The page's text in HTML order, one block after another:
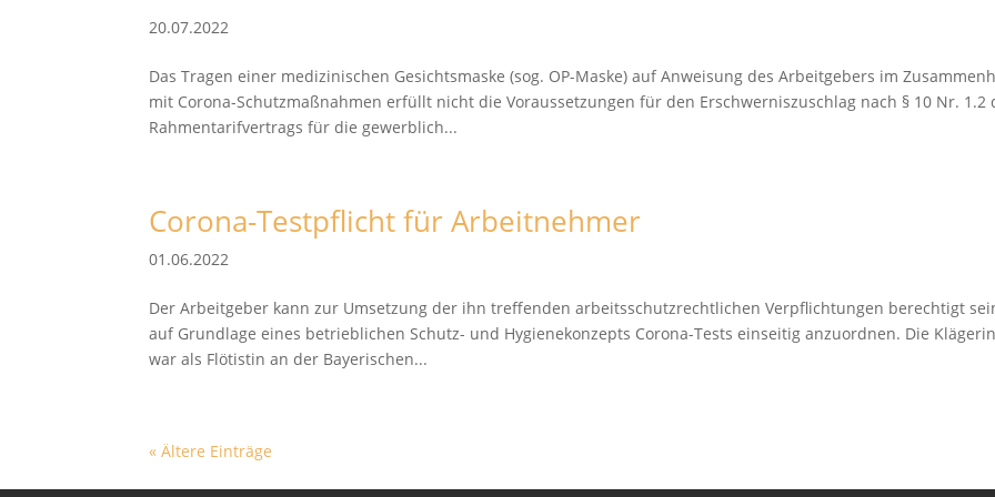
20.07.2022
Das Tragen einer medizinischen Gesichtsmaske (sog. OP-Maske) auf Anweisung des Arbeitgebers im
mit Corona-Schutzmaßnahmen erfüllt nicht die Voraussetzungen für den Erschwerniszuschlag nach § 10 Nr. 1.2
Rahmentarifvertrags für die gewerblich...
Corona-Testpflicht für Arbeitnehmer
01.06.2022
Der Arbeitgeber kann zur Umsetzung der ihn treffenden arbeitsschutzrechtlichen Verpflichtungen berechtigt
auf Grundlage eines betrieblichen Schutz- und Hygienekonzepts Corona-Tests einseitig anzuordnen. Die Klägerin
war als Flötistin an der Bayerischen...
« Ältere Einträge